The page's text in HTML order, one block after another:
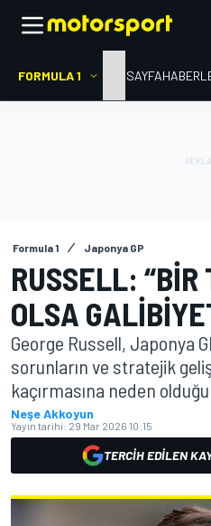
FORMULA 1 ANA SAYFA
Formula 1 Japonya GP
RUSSELL: “BIR
OLSA
George Russell, Japonya
sorunların ve stratejik
kaçırmasına neden
Neşe Akkoyun
Yayın tarihi: 29 Mar 2026 10:15
TERCIH EDILEN